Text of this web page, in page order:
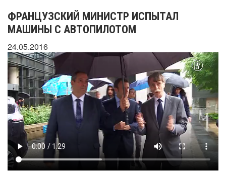
ФРАНЦУЗСКИЙ МИНИСТР ИСПЫТАЛ
МАШИНЫ С АВТОПИЛОТОМ
24.05.2016